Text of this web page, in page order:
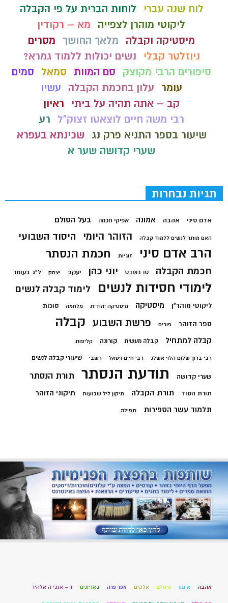
לוח שנה עברי
לוחות הברית על פי הקבלה
ליקוטי מוהרן לצפייה
מא – רקודין
מיסטיקה וקבלה
מלאך החושך
מסרים
ניוזלטר קבלי
נשים יכולות ללמוד גמרא?
סיפורים הרבי מקוצק
סם המוות סמאל
סמים
עומר
עלון בחכמת הקבלה
עשיו
קב – אתה תהיה על ביתי
ראיון
רבי משה חיים לוצאטו זצוק"ל
רע
שיעור בספר התניא פרק נג
שכינתא בעפרא
שערי קדושה שער א
תגיות נבחרות
אדם סיני אהבה אמונה אפיקי חכמה בעל הסולם
האם מותר לנשים ללמוד קבלה הזוהר היומי היסוד השבועי
הרב אדם סיני זוגיות חכמת הנסתר
חכמת הקבלה טו בשבט יוני כהן יעקב יצחק ל"ג בעומר
לימודי חסידות לנשים לימוד קבלה לנשים
ליקוטי מוהר"ן מיסטיקה מיסטיקה יהודית מלחמה סוכות
ספר הזוהר פורים פרשת השבוע קבלה
קבלה למתחיל קבלה מעשית קורונה קליפות
רבי ברוך שלום הלוי אשלג רבי חיים ויטאל רשבי שיעורי קבלה לנשים
שערי קדושה תודעת הנסתר תורת הנסתר
תורת הסוד תורת הקבלה תיקון ליל שבועות תיקוני הזוהר
תלמוד עשר הספירות תפילה
אהבה אימון איסלם אלקים אפר פרה באריונים ד – אנכי ה אלהיך